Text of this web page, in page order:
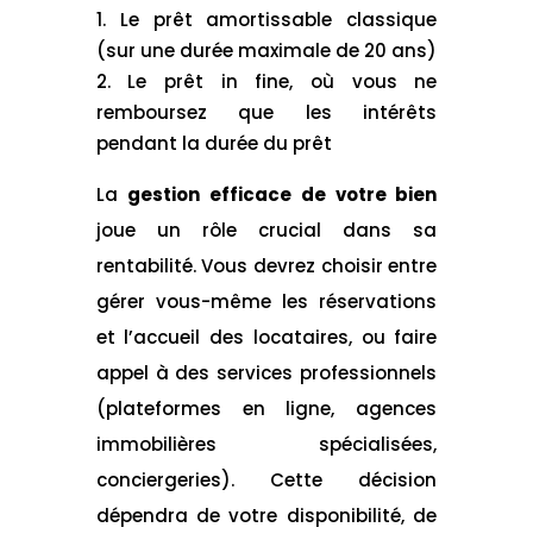
Le prêt amortissable classique
(sur une durée maximale de 20 ans)
Le prêt in fine, où vous ne
remboursez que les intérêts
pendant la durée du prêt
La gestion efficace de votre bien
joue un rôle crucial dans sa
rentabilité. Vous devrez choisir entre
gérer vous-même les réservations
et l’accueil des locataires, ou faire
appel à des services professionnels
(plateformes en ligne, agences
immobilières spécialisées,
conciergeries). Cette décision
dépendra de votre disponibilité, de